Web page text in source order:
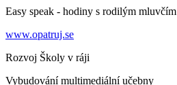
Easy speak - hodiny s rodilým mluvčím
www.opatruj.se
Rozvoj Školy v ráji
Vybudování multimediální učebny